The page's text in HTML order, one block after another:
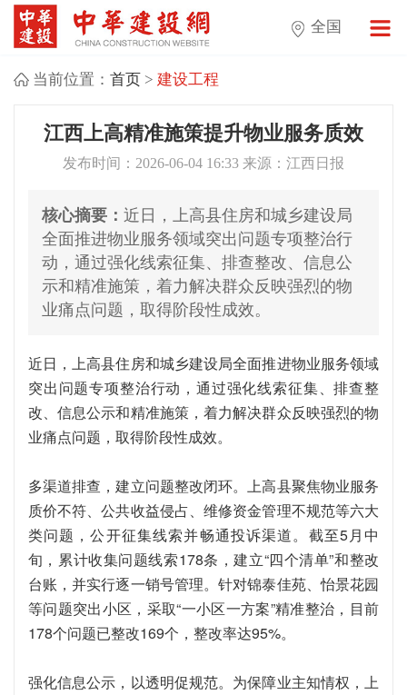
全国
当前位置： 首页> 建设工程
江西上高精准施策提升物业服务质效
发布时间：2026-06-04 16:33 来源：江西日报
核心摘要： 近日，上高县住房和城乡建设局
全面推进物业服务领域突出问题专项整治行
动，通过强化线索征集、排查整改、信息公
示和精准施策，着力解决群众反映强烈的物
业痛点问题，取得阶段性成效。
近日，上高县住房和城乡建设局全面推进物业服务领域
突出问题专项整治行动，通过强化线索征集、排查整
改、信息公示和精准施策，着力解决群众反映强烈的物
业痛点问题，取得阶段性成效。
多渠道排查，建立问题整改闭环。上高县聚焦物业服务
质价不符、公共收益侵占、维修资金管理不规范等六大
类问题，公开征集线索并畅通投诉渠道。截至5月中
旬，累计收集问题线索178条，建立“四个清单”和整改
台账，并实行逐一销号管理。针对锦泰佳苑、怡景花园
等问题突出小区，采取“一小区一方案”精准整治，目前
178个问题已整改169个，整改率达95%。
强化信息公示，以透明促规范。为保障业主知情权，上